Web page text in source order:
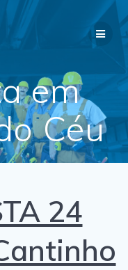
em
Céu
24